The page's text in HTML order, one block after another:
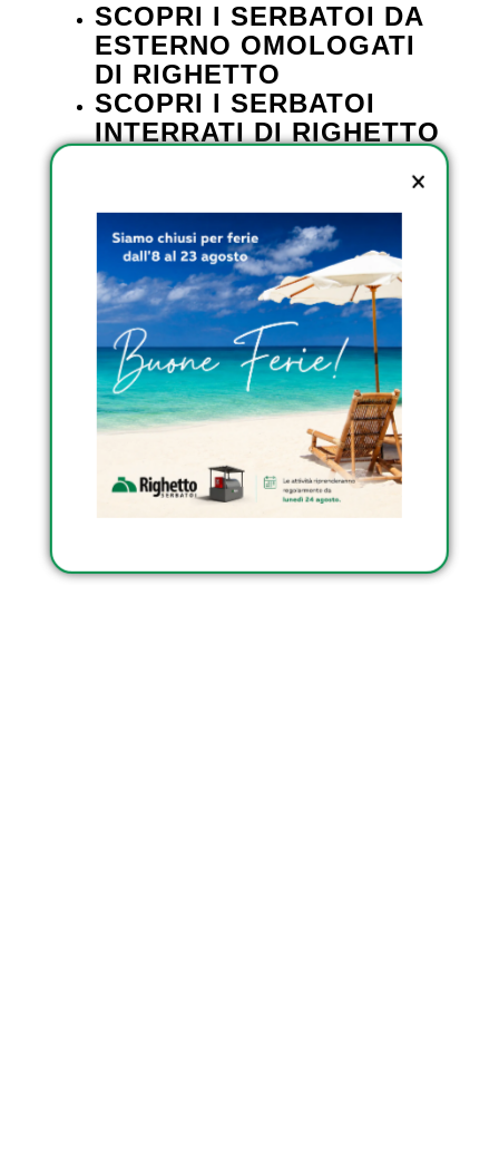
SCOPRI I SERBATOI DA
ESTERNO OMOLOGATI
DI RIGHETTO
SCOPRI I SERBATOI
INTERRATI DI RIGHETTO
OMOLOGATI DI
RIGHETTO
Condividi